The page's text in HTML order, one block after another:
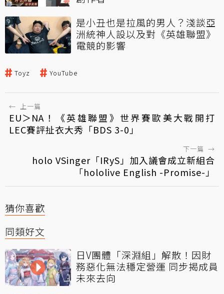
是小丑也是拉風的男人？淺談亞
洲統神人設以及對《英雄聯盟》
電競的影響
Toyz YouTube
← 上一篇
EU＞NA！《英雄聯盟》世界賽歐美大戰開打
LEC賽評扯衣大秀「BDS 3-0」
下一篇 →
holo VSinger「IRyS」加入議會成立新組合
「hololive English -Promise-」
猜你喜歡
同類好文
日V團體「深淵組」解散！因財
務惡化無法穩定營運 同步揭成員
未來去向